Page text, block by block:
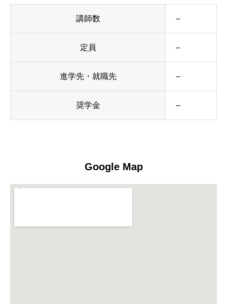
講師数 –
定員 –
進学先・就職先 –
奨学金 –
Google Map